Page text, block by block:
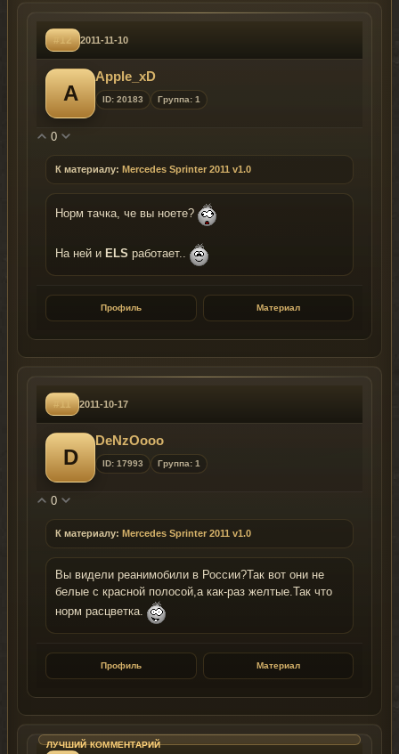
#12 2011-11-10
A
Apple_xD
ID: 20183 Группа: 1
0
К материалу: Mercedes Sprinter 2011 v1.0
Норм тачка, че вы ноете?
На ней и ELS работает..
Профиль Материал
#11 2011-10-17
D
DeNzOooo
ID: 17993 Группа: 1
0
К материалу: Mercedes Sprinter 2011 v1.0
Вы видели реанимобили в России?Так вот они не
белые с красной полосой,а как-раз желтые.Так что
норм расцветка.
Профиль Материал